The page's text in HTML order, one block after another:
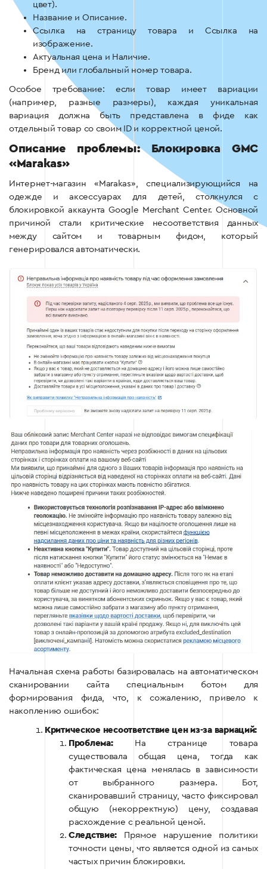
цвет).
Название и Описание.
Ссылка на страницу товара и Ссылка на
изображение.
Актуальная цена и Наличие.
Бренд или глобальный номер товара.
Особое требование: если товар имеет вариации
(например, разные размеры), каждая уникальная
вариация должна быть представлена в фиде как
отдельный товар со своим ID и корректной ценой.
Описание проблемы: Блокировка GMC
«Marakas»
Интернет-магазин «Marakas», специализирующийся на
одежде и аксессуарах для детей, столкнулся с
блокировкой аккаунта Google Merchant Center. Основной
причиной стали критические несоответствия данных
между сайтом и товарным фидом, который
генерировался автоматически.
Начальная схема работы базировалась на автоматическом
сканировании сайта специальным ботом для
формирования фида, что, к сожалению, привело к
накоплению ошибок:
Критическое несоответствие цен из-за вариаций:
Проблема:На странице товара
существовала общая цена, тогда как
фактическая цена менялась в зависимости
от выбранного размера. Бот,
сканировавший страницу, часто фиксировал
общую (некорректную) цену, создавая
расхождение с реальной ценой.
Следствие: Прямое нарушение политики
точности цены, что является одной из самых
частых причин блокировки.